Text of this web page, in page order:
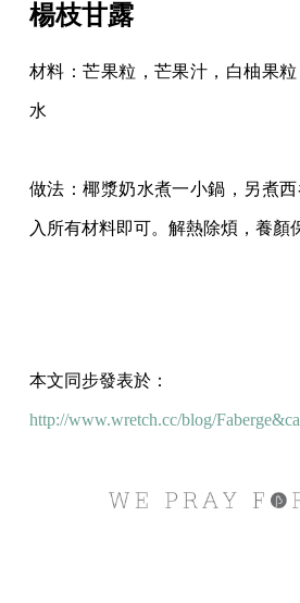
楊枝甘露
材料：芒果粒，芒果汁，白柚果
水
做法：椰漿奶水煮一小鍋，另煮
入所有材料即可。解熱除煩，養顏
本文同步發表於：
http://www.wretch.cc/blog/